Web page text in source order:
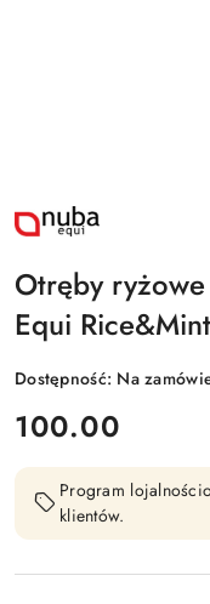
NAZWA
PRODUCENTA:
Otręby
Equi
Dostępność: Na
cena:
100.00
Program
klientów.